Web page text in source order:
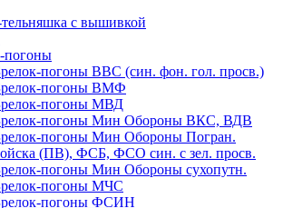
с вышивкой
погоны
погоны ВВС (син. фон. гол. просв.)
погоны ВМФ
погоны МВД
погоны Мин Обороны ВКС, ВДВ
погоны Мин Обороны Погран.
(ПВ), ФСБ, ФСО син. с зел. просв.
погоны Мин Обороны сухопутн.
погоны МЧС
погоны ФСИН